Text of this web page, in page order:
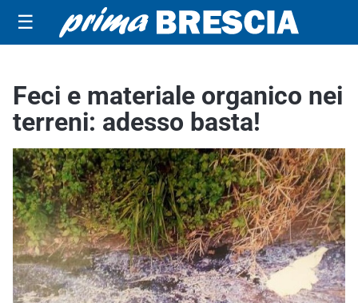
☰
Feci e materiale organico nei
terreni: adesso basta!